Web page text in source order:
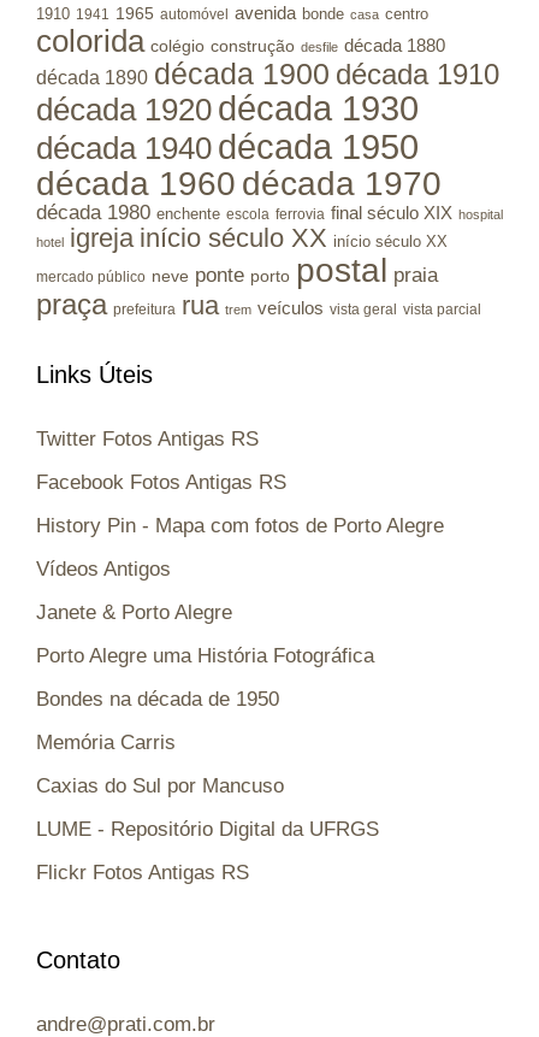
1910 1941 1965 automóvel avenida bonde casa centro
colorida colégio construção desfile década 1880
década 1890 década 1900 década 1910
década 1920 década 1930
década 1940 década 1950
década 1960 década 1970
década 1980 enchente escola ferrovia final século XIX hospital
hotel igreja início século XX início século XX
mercado público neve ponte porto postal praia
praça prefeitura rua trem veículos vista geral vista parcial
Links Úteis
Twitter Fotos Antigas RS
Facebook Fotos Antigas RS
History Pin - Mapa com fotos de Porto Alegre
Vídeos Antigos
Janete & Porto Alegre
Porto Alegre uma História Fotográfica
Bondes na década de 1950
Memória Carris
Caxias do Sul por Mancuso
LUME - Repositório Digital da UFRGS
Flickr Fotos Antigas RS
Contato
andre@prati.com.br